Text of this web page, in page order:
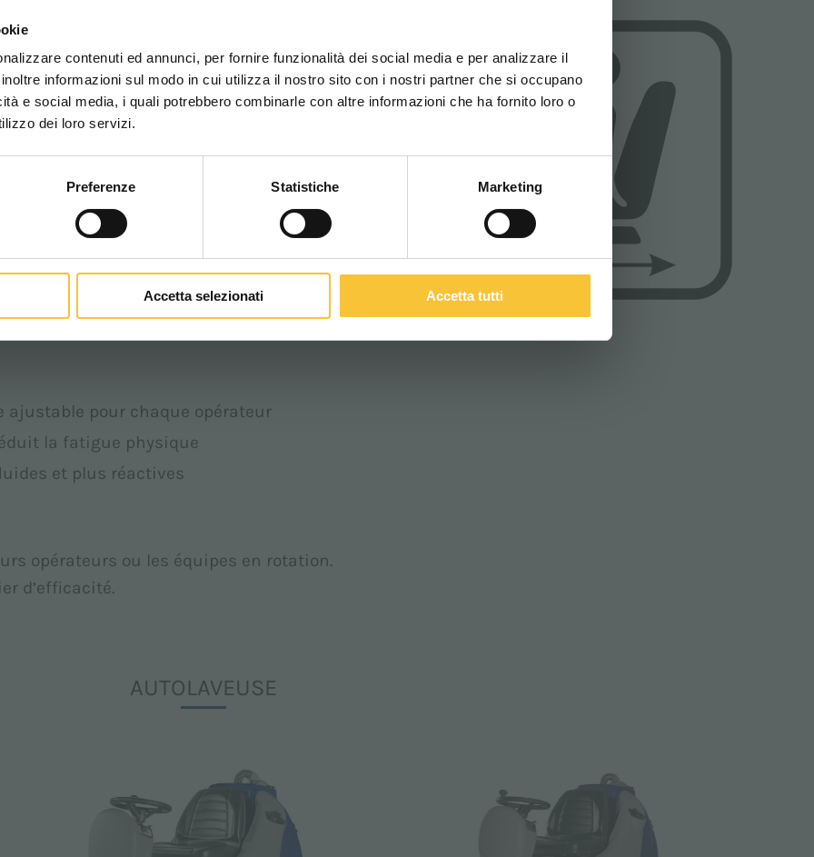
contenuti ed annunci, per fornire funzionalità dei social media e per analizzare il
informazioni sul modo in cui utilizza il nostro sito con i nostri partner che si occupano
e social media, i quali potrebbero combinarle con altre informazioni che ha fornito loro o
dei loro servizi.
Preferenze Statistiche Marketing
Accetta selezionati Accetta tutti
confort de l’opérateur est essentiel pour
des longues journées de travail.
facilement et intuitivement la position de
de chaque opérateur.
se traduit par de meilleures performances et
posturales.
et les commandes principales pour s’adapter
travail, améliorant ainsi la posture et la
ajustable pour chaque opérateur
la fatigue physique
et plus réactives
opérateurs ou les équipes en rotation.
d’efficacité.
AUTOLAVEUSE
WORLDWIDE ITALIANO